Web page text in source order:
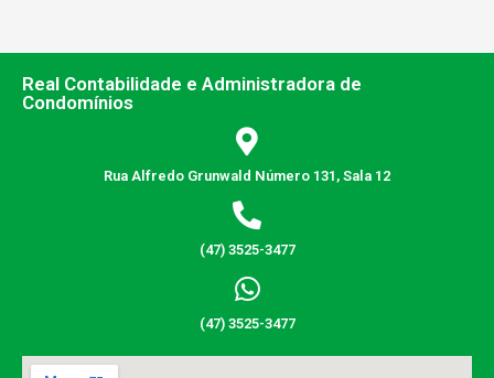
Real Contabilidade e Administradora de
Condomínios
Rua Alfredo Grunwald Número 131, Sala 12
(47) 3525-3477
(47) 3525-3477